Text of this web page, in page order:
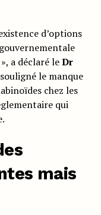
d’options
a déclaré leDr
le manque
chez les
qui
mais